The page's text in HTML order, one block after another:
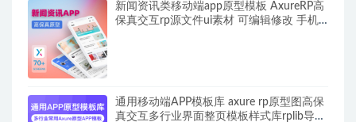
新闻资讯类移动端app原型模板 AxureRP高
保真交互rp源文件ui素材 可编辑修改 手机
通用移动端APP模板库 axure rp原型图高保
真交互多行业界面整页模板样式库rplib导入